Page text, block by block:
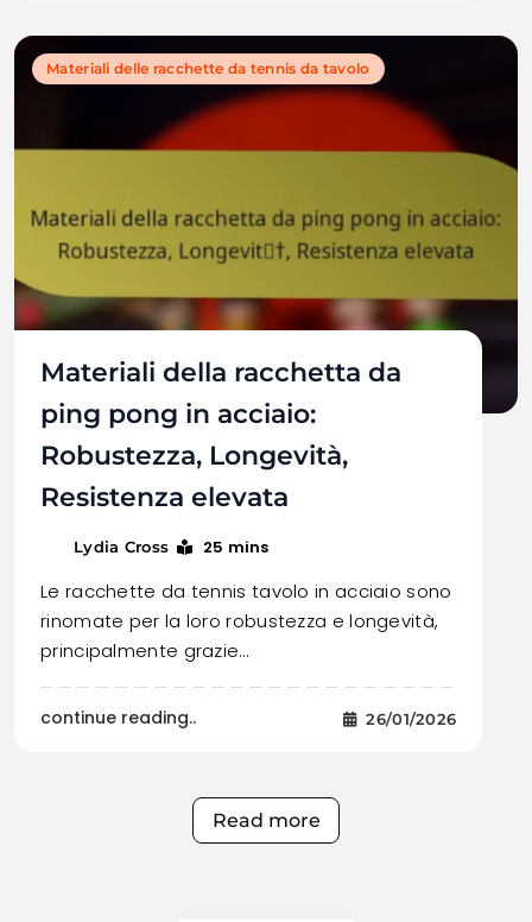
Materiali delle racchette da tennis da tavolo
Materiali della racchetta da
ping pong in acciaio:
Robustezza, Longevità,
Resistenza elevata
Lydia Cross 25 mins
Le racchette da tennis tavolo in acciaio sono
rinomate per la loro robustezza e longevità,
principalmente grazie…
continue reading.. 26/01/2026
Read more